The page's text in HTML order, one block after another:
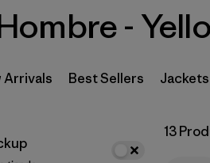
Filtrar por
Size
Filtrar por
Fit
-
Arrivals Best Sellers
13